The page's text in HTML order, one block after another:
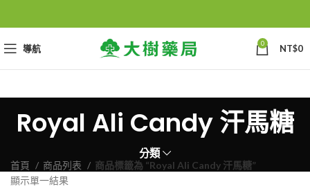
導航 0 NT$0
Royal Ali Candy 汗馬糖
分類
首頁 商品列表
商品標籤為 “Royal Ali Candy 汗馬糖”
顯示單一結果